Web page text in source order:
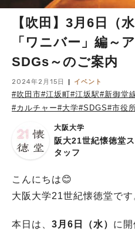
【吹田】3月6日（
「ワニバー」編～
SDGs～のご案内
2024年2月15日 イベント
#吹田市#江坂町#江坂駅#新御堂
#カルチャー#大学#SDGS#市役
大阪大学
阪大21世紀懐徳堂ス
タッフ
こんにちは😊
大阪大学21世紀懐徳堂です
本日は、 3月6日（水） に開